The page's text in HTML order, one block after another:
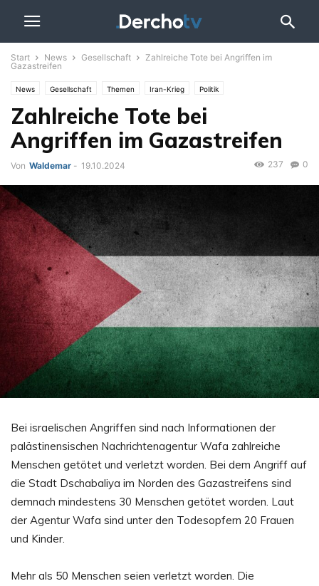
Start News Gesellschaft
Zahlreiche Tote bei Angriffen im
Gazastreifen
News Gesellschaft Themen Iran-Krieg Politik
Zahlreiche Tote bei
Angriffen im Gazastreifen
Von Waldemar - 19.10.2024 0
237
Bei israelischen Angriffen sind nach Informationen der
palästinensischen Nachrichtenagentur Wafa zahlreiche
Menschen getötet und verletzt worden. Bei dem Angriff auf
die Stadt Dschabaliya im Norden des Gazastreifens sind
demnach mindestens 30 Menschen getötet worden. Laut
der Agentur Wafa sind unter den Todesopfern 20 Frauen
und Kinder.
Mehr als 50 Menschen seien verletzt worden. Die